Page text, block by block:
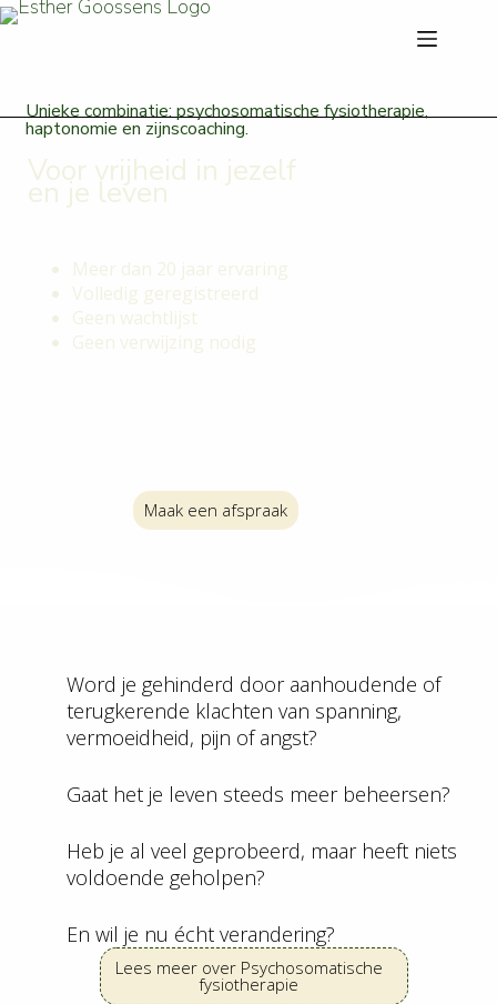
Unieke combinatie: psychosomatische fysiotherapie,
haptonomie en zijnscoaching.
Voor vrijheid in jezelf
en je leven
Meer dan 20 jaar ervaring
Volledig geregistreerd
Geen wachtlijst
Geen verwijzing nodig
Maak een afspraak
Word je gehinderd door aanhoudende of
terugkerende klachten van spanning,
vermoeidheid, pijn of angst?
Gaat het je leven steeds meer beheersen?
Heb je al veel geprobeerd, maar heeft niets
voldoende geholpen?
En wil je nu écht verandering?
Lees meer over Psychosomatische
fysiotherapie